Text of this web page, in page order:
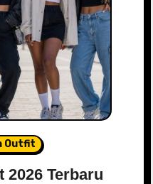
Outfit
2026 Terbaru